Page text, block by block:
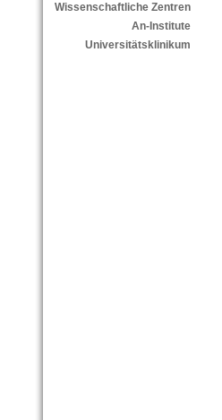
Wissenschaftliche Zentren
An-Institute
Universitätsklinikum